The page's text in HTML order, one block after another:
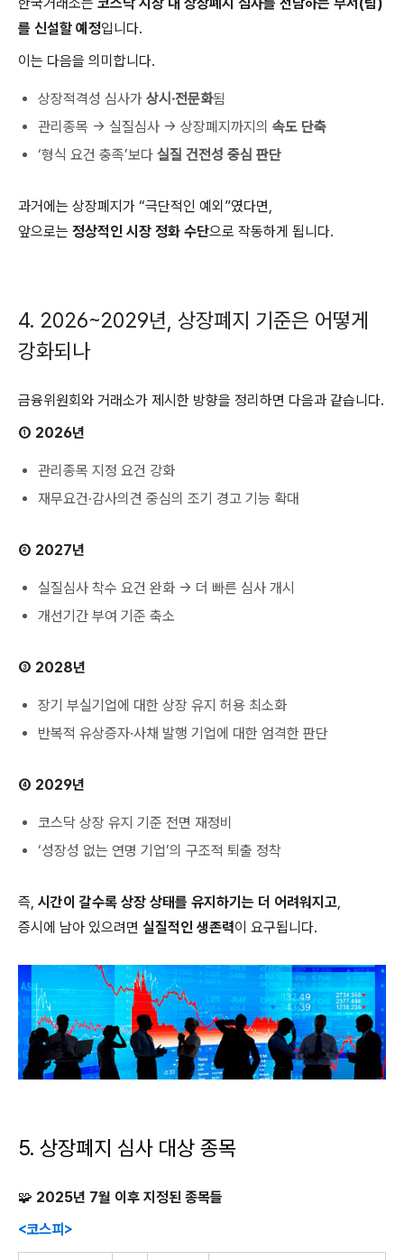
를 신설할 예정입니다.
이는 다음을 의미합니다.
상장적격성 심사가 상시·전문화됨
관리종목 → 실질심사 → 상장폐지까지의 속도 단축
‘형식 요건 충족’보다 실질 건전성 중심 판단
과거에는 상장폐지가 “극단적인 예외”였다면,
앞으로는 정상적인 시장 정화 수단으로 작동하게 됩니다.
4. 2026~2029년, 상장폐지 기준은 어떻게
강화되나
금융위원회 와 거래소가 제시한 방향을 정리하면 다음과 같습니다.
① 2026년
관리종목 지정 요건 강화
재무요건·감사의견 중심의 조기 경고 기능 확대
② 2027년
실질심사 착수 요건 완화 → 더 빠른 심사 개시
개선기간 부여 기준 축소
③ 2028년
장기 부실기업에 대한 상장 유지 허용 최소화
반복적 유상증자·사채 발행 기업에 대한 엄격한 판단
④ 2029년
코스닥 상장 유지 기준 전면 재정비
‘성장성 없는 연명 기업’의 구조적 퇴출 정착
즉, 시간이 갈수록 상장 상태를 유지하기는 더 어려워지고,
증시에 남아 있으려면 실질적인 생존력이 요구됩니다.
5. 상장폐지 심사 대상 종목
🧩 2025년 7월 이후 지정된 종목들
<코스피>